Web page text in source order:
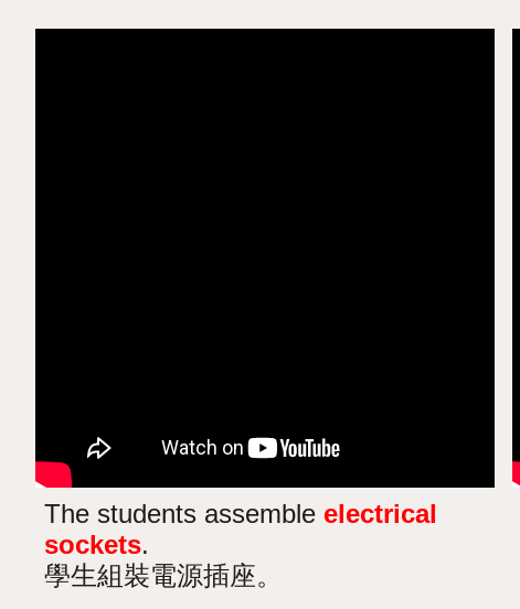
The students assemble electrical
sockets.
學生組裝電源插座。